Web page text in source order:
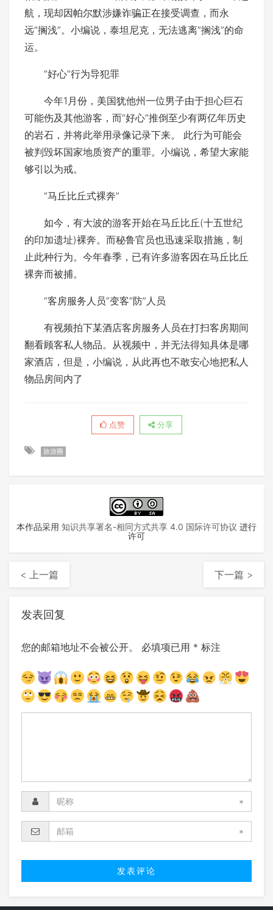
航，现却因帕尔默涉嫌诈骗正在接受调查，而永
远“搁浅”。小编说，泰坦尼克，无法逃离“搁浅”的命
运。
“好心”行为导犯罪
今年1月份，美国犹他州一位男子由于担心巨石
可能伤及其他游客，而“好心”推倒至少有两亿年历史
的岩石，并将此举用录像记录下来。 此行为可能会
被判毁坏国家地质资产的重罪。小编说，希望大家能
够引以为戒。
“马丘比丘式裸奔”
如今，有大波的游客开始在马丘比丘(十五世纪
的印加遗址)裸奔。而秘鲁官员也迅速采取措施，制
止此种行为。今年春季，已有许多游客因在马丘比丘
裸奔而被捕。
“客房服务人员”变客“防”人员
有视频拍下某酒店客房服务人员在打扫客房期间
翻看顾客私人物品。从视频中，并无法得知具体是哪
家酒店，但是，小编说，从此再也不敢安心地把私人
物品房间内了
点赞 分享
旅游圈
本作品采用 知识共享署名-相同方式共享 4.0 国际许可协议 进行
许可
< 上一篇 下一篇 >
发表回复
您的邮箱地址不会被公开。 必填项已用 * 标注
*
*